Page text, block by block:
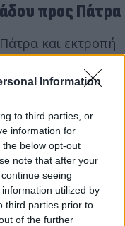
Information
to third parties, or
information for
below opt-out
note that after your
seeing
utilized by
third parties prior to
of the further
προς Πάτρα
και εκτροπή
βοηθητική οδό
ακόλουθο